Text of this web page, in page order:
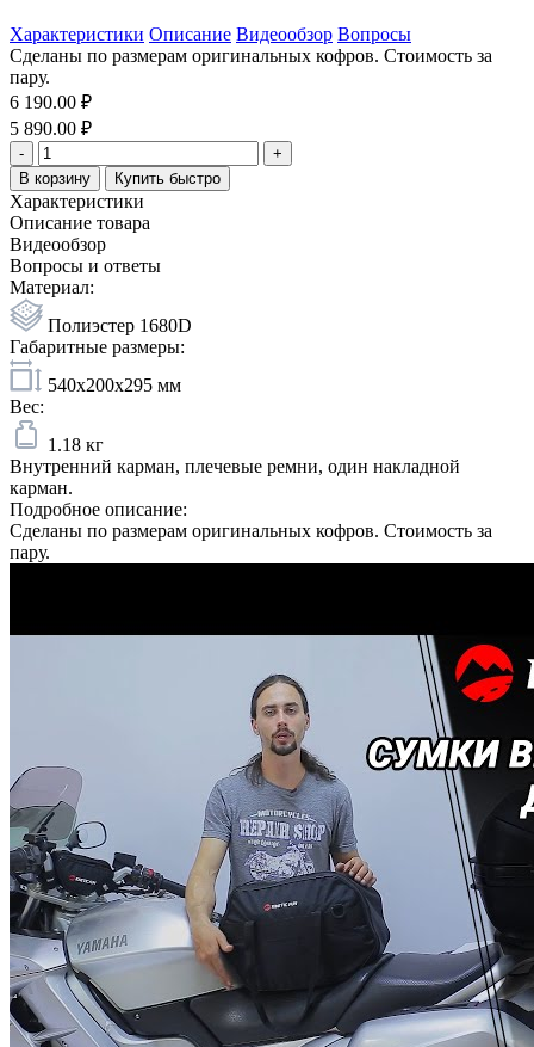
Характеристики Описание Видеообзор Вопросы
Сделаны по размерам оригинальных кофров. Стоимость за
пару.
6 190.00 ₽
5 890.00 ₽
-
+
В корзину
Купить быстро
Характеристики
Описание товара
Видеообзор
Вопросы и ответы
Материал:
Полиэстер 1680D
Габаритные размеры:
540x200x295 мм
Вес:
1.18 кг
Внутренний карман, плечевые ремни, один накладной
карман.
Подробное описание:
Сделаны по размерам оригинальных кофров. Стоимость за
пару.